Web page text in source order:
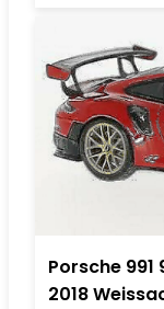
Porsche 991
2018